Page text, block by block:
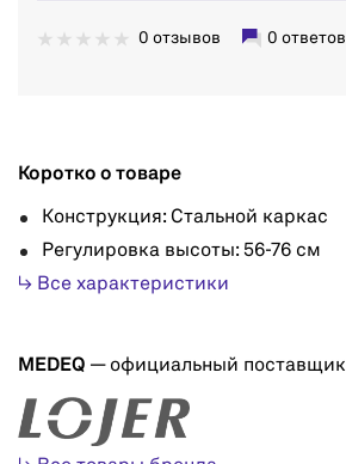
0 отзывов 0 ответов
Коротко о товаре
Конструкция: Стальной каркас
Регулировка высоты: 56-76 см
↳ Все характеристики
MEDEQ — официальный поставщик